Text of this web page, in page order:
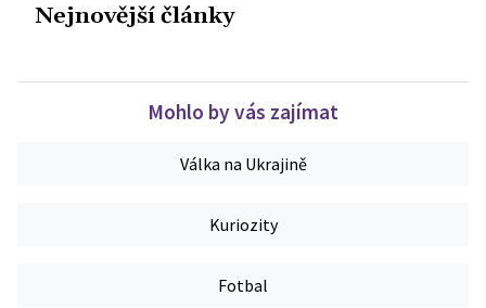
Nejnovější články
Mohlo by vás zajímat
Válka na Ukrajině
Kuriozity
Fotbal